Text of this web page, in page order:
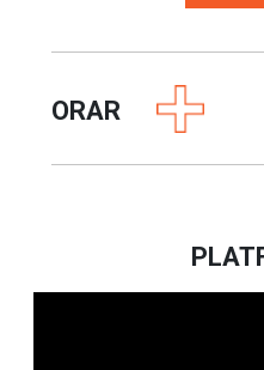
ORAR